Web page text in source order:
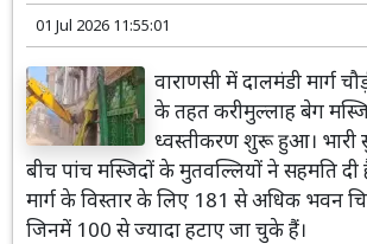
01 Jul 2026 11:55:01
वाराणसी में दालमंडी मार्ग
के तहत करीमुल्लाह बेग
ध्वस्तीकरण शुरू हुआ। भारी
बीच पांच मस्जिदों के मुतवल्लियों ने सहमति
मार्ग के विस्तार के लिए 181 से अधिक भवन
जिनमें 100 से ज्यादा हटाए जा चुके हैं।